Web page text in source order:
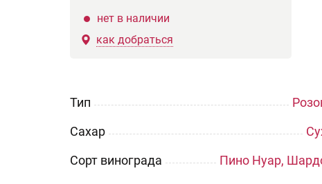
нет в наличии
как добраться
Тип
Сахар
Сорт винограда
Пино Нуар,